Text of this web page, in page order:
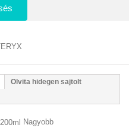
Olvita hidegen sajtolt
Nagyobb